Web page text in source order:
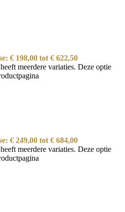
€ 198,00 tot € 622,50
meerdere variaties. Deze optie
€ 249,00 tot € 684,00
meerdere variaties. Deze optie